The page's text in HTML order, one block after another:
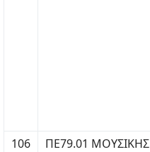
106
ΠΕ79.01 ΜΟΥΣΙΚΗΣ